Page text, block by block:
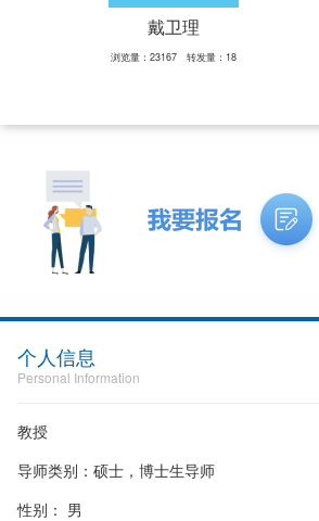
戴卫理
浏览量：23167 转发量：18
个人信息
Personal Information
教授
导师类别：硕士，博士生导师
性别： 男